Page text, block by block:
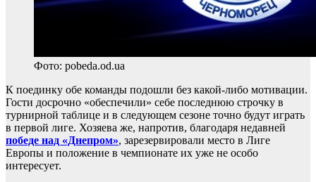
Фото: pobeda.od.ua
К поединку обе команды подошли без какой-либо мотивации.
Гости досрочно «обеспечили» себе последнюю строчку в
турнирной таблице и в следующем сезоне точно будут играть
в первой лиге. Хозяева же, напротив, благодаря недавней
победе над «Днепром», зарезервировали место в Лиге
Европы и положение в чемпионате их уже не особо
интересует.